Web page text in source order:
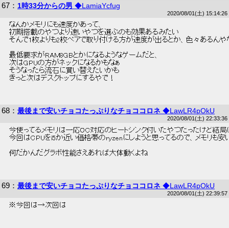
67 ： 1時33分からの男 ◆LamiaYcfug
2020/08/01(土) 15:14:26
なんかメモリにも速度があって、
初期搭載のやつより速いやつを選ぶのも効果あるみたい
そんで1枚よりも2枚ペアで取り付ける方が速度が出るとか、色々あるんや
最低要求がRAM8GBとかになるようなゲームだと、
次はGPUの方がネックになるかもなぁ
そうなったら流石に買い替えたいかも
きっと次はデスクトップにするやで！
68 ： 最後まで安いチョコたっぷりなチョココロネ ◆LawLR4pOkU
2020/08/01(土) 22:33:36
今使ってるメモリは一応OC対応のヒートシンク付いたやつだったけど結
今回はCPUをi5か近い価格帯のryzenにしようと思ってるので、メモリも
何だかんだグラボ性能さえあれば大体動くよね
69 ： 最後まで安いチョコたっぷりなチョココロネ ◆LawLR4pOkU
2020/08/01(土) 22:39:57
※今回は→次回は